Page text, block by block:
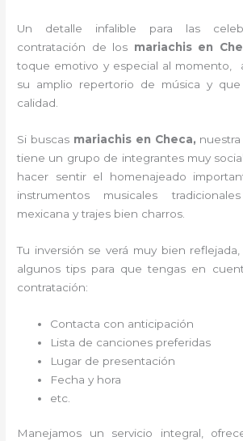
Un detalle infalible para las
contratación de los mariachis en
toque emotivo y especial al momento,
su amplio repertorio de música y
calidad.
Si buscas mariachis en Checa,
tiene un grupo de integrantes muy
hacer sentir el homenajeado
instrumentos musicales
mexicana y trajes bien charros.
Tu inversión se verá muy bien
algunos tips para que tengas en
contratación:
Contacta con anticipación
Lista de canciones preferidas
Lugar de presentación
Fecha y hora
etc.
Manejamos un servicio integral,